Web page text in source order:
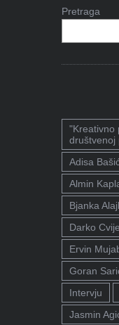
Pretraga
"Kreativno
društvenoj
Adisa
Almin
Bjanka
Darko
Ervin
Goran
Intervju
Jasmin